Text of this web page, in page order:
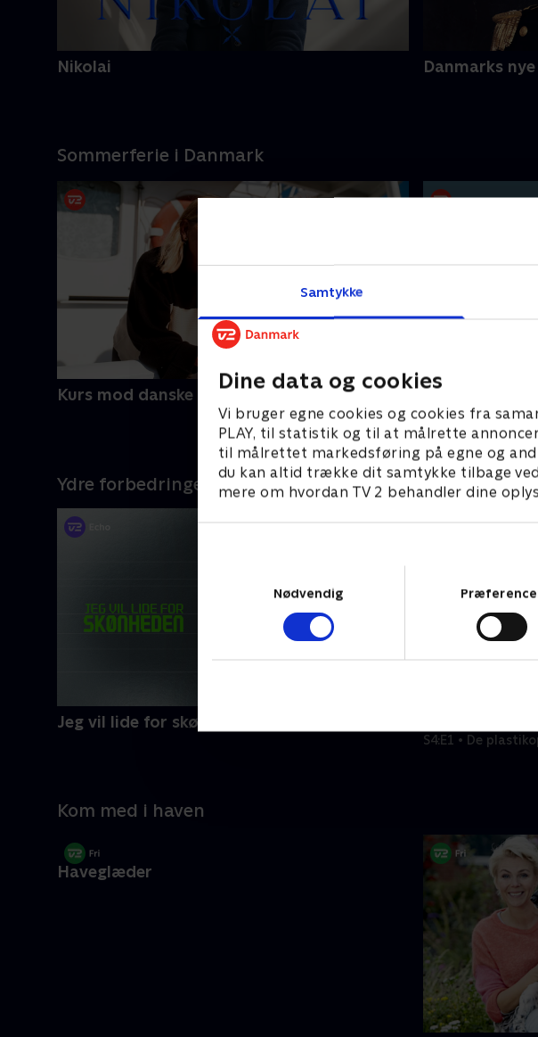
Samtykke
Dine data og cookies
Vi bruger egne cookies og cookies fra
PLAY, til statistik og til at målrette
til målrettet markedsføring på egne og
du kan altid trække dit samtykke tilbage
mere om hvordan TV 2 behandler dine
Nødvendig
Nikolai Danmarks
Sommerferie i Danmark
Kurs mod danske kyster Ruths Hotel
Ydre forbedringer
Jeg vil lide for skønheden
S4:E1 • De
Kom med i haven